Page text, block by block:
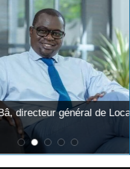
de Locafrique,